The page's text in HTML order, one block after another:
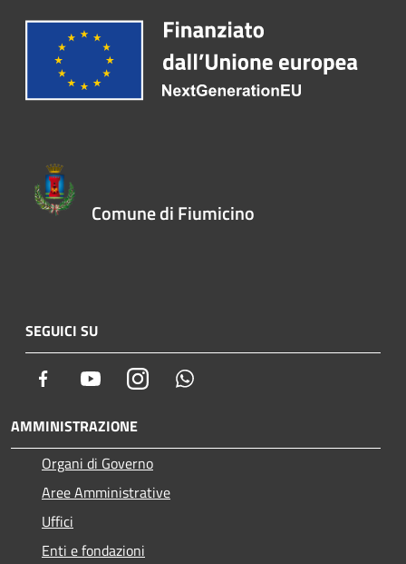
Comune di Fiumicino
SEGUICI SU
Facebook YoutubeInstagram
AMMINISTRAZIONE
Organi di Governo
Aree Amministrative
Uffici
Enti e fondazioni